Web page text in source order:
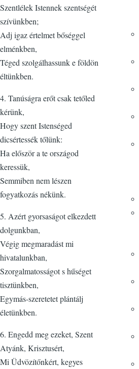
Szentlélek Istennek szentségét
szívünkben;
Adj igaz értelmet bőséggel
elménkben,
Téged szolgálhassunk e földön
éltünkben.
4. Tanúságra erőt csak tetőled
kérünk,
Hogy szent Istenséged
dicsértessék tőlünk:
Ha először a te országod
keressük,
Semmiben nem lészen
fogyatkozás nékünk.
5. Azért gyorsaságot elkezdett
dolgunkban,
Végig megmaradást mi
hivatalunkban,
Szorgalmatosságot s hűséget
tisztünkben,
Egymás-szeretetet plántálj
életünkben.
6. Engedd meg ezeket, Szent
Atyánk, Krisztusért,
Mi Üdvözítőnkért, kegyes